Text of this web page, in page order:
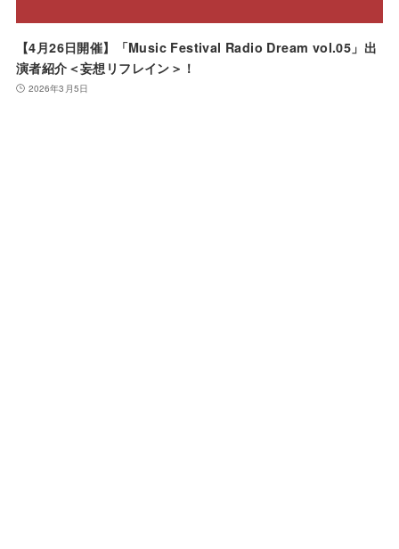
【4月26日開催】「Music Festival Radio Dream vol.05」出
演者紹介＜妄想リフレイン＞！
2026年3月5日